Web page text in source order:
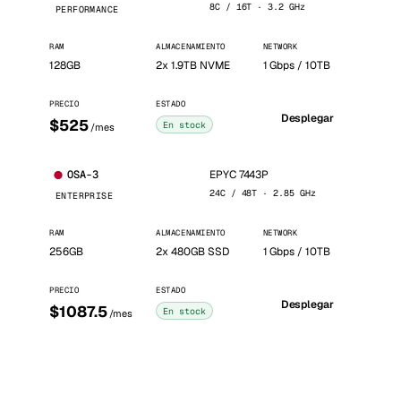
PERFORMANCE 8C / 16T · 3.2 GHz
RAM
128GB
ALMACENAMIENTO
2x 1.9TB NVME
NETWORK
1 Gbps / 10TB
PRECIO
$525 /mes
ESTADO
En stock Desplegar
OSA-3
ENTERPRISE
EPYC 7443P
24C / 48T · 2.85 GHz
RAM
256GB
ALMACENAMIENTO
2x 480GB SSD
NETWORK
1 Gbps / 10TB
PRECIO
$1087.5 /mes
ESTADO
En stock Desplegar